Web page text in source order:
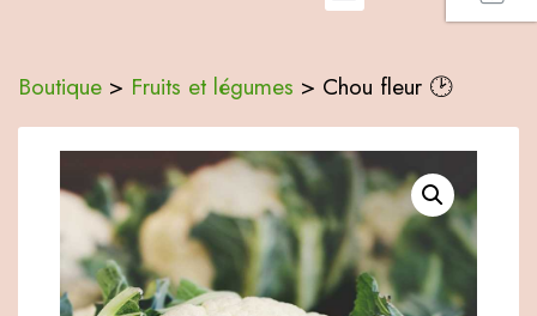
Boutique > Fruits et légumes > Chou fleur 🕑